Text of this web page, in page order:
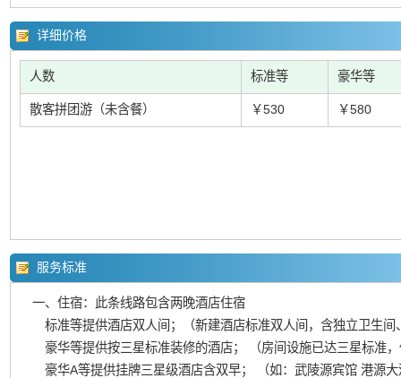
详细价格
人数 标准等 豪华等
散客拼团游（未含餐） ￥530 ￥580
服务标准
一、住宿：此条线路包含两晚酒店住宿
标准等提供酒店双人间；（新建酒店标准双人间，含独立卫生间
豪华等提供按三星标准装修的酒店； （房间设施已达三星标准，
豪华A等提供挂牌三星级酒店含双早； （如：武陵源宾馆 港源大